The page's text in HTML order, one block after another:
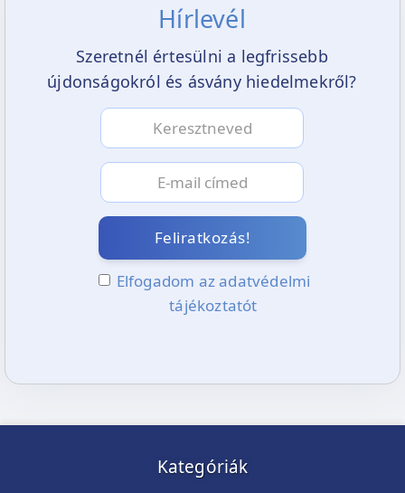
Hírlevél
Szeretnél értesülni a legfrissebb
újdonságokról és ásvány hiedelmekről?
Feliratkozás!
Elfogadom az adatvédelmi
tájékoztatót
Kategóriák